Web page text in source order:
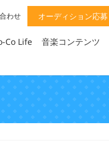
わせ オーディション応募
Co Life 音楽コンテンツ